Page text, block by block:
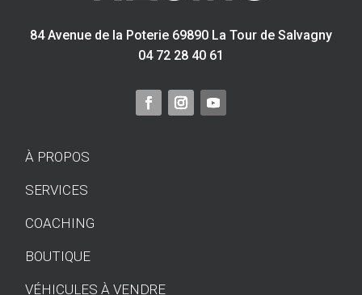
84 Avenue de la Poterie 69890 La Tour de Salvagny
04 72 28 40 61
À PROPOS
SERVICES
COACHING
BOUTIQUE
VÉHICULES À VENDRE